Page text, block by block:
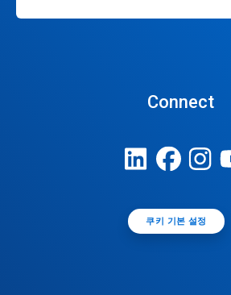
Connect
쿠키 기본 설정